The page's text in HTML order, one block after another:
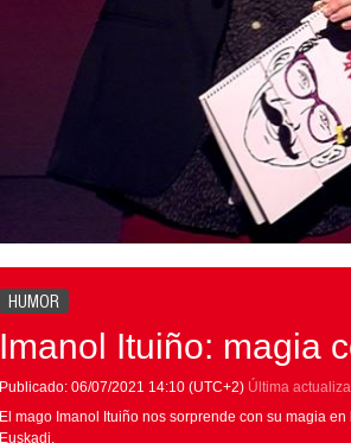
HUMOR
Imanol Ituiño: magia
Publicado: 06/07/2021 14:10 (UTC+2) Última
El mago Imanol Ituiño nos sorprende con su magia
Euskadi.